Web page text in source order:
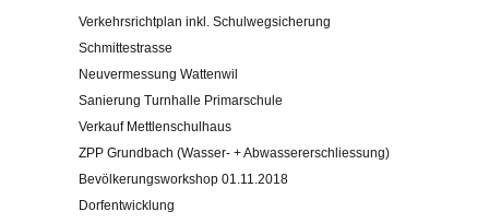
Impressum
Verkehrsrichtplan inkl. Schulwegsicherung
Schmittestrasse
Neuvermessung Wattenwil
Sanierung Turnhalle Primarschule
Verkauf Mettlenschulhaus
ZPP Grundbach (Wasser- + Abwassererschliessung)
Bevölkerungsworkshop 01.11.2018
Dorfentwicklung